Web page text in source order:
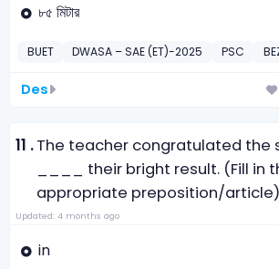
৮৫ মিটার
BUET DWASA – SAE (ET)-2025 PSC
Des
11 .The teacher congratulated the
____ their bright result. (Fill in
appropriate preposition/article)
Updated: 4 months ago
in